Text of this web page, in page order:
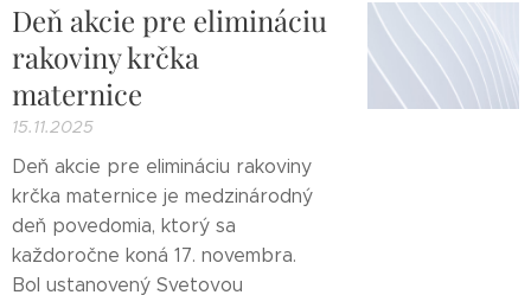
Deň akcie pre elimináciu
rakoviny krčka
maternice
15.11.2025
Deň akcie pre elimináciu rakoviny
krčka maternice je medzinárodný
deň povedomia, ktorý sa
každoročne koná 17. novembra.
Bol ustanovený Svetovou